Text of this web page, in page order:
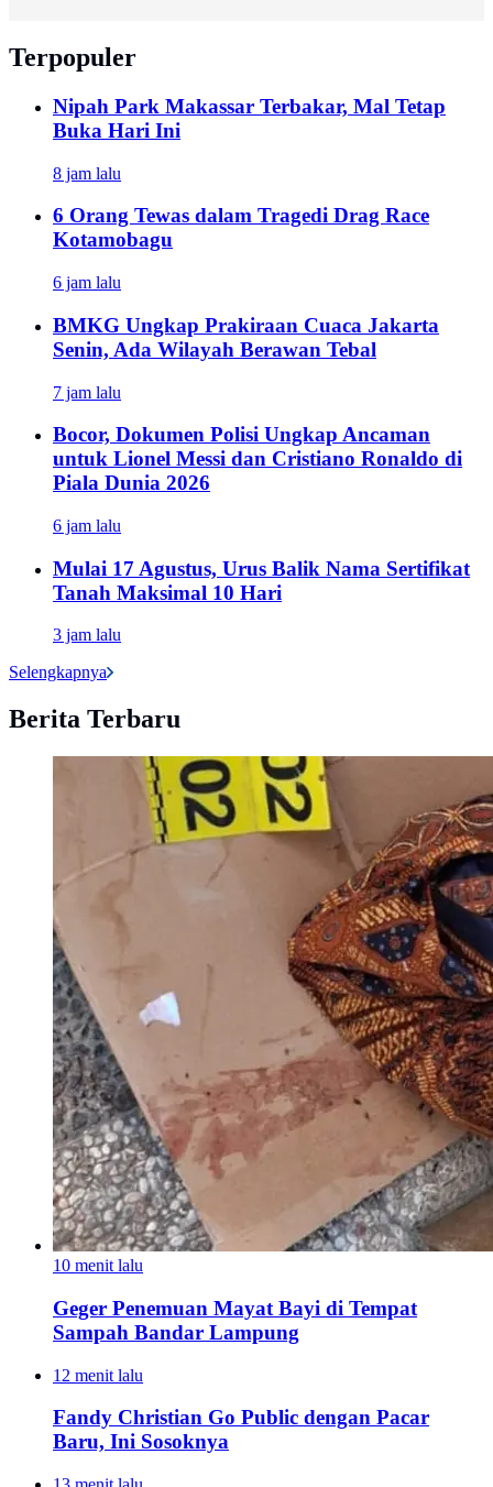
Terpopuler
Nipah Park Makassar Terbakar, Mal Tetap
Buka Hari Ini
8 jam lalu
6 Orang Tewas dalam Tragedi Drag Race
Kotamobagu
6 jam lalu
BMKG Ungkap Prakiraan Cuaca Jakarta
Senin, Ada Wilayah Berawan Tebal
7 jam lalu
Bocor, Dokumen Polisi Ungkap Ancaman
untuk Lionel Messi dan Cristiano Ronaldo di
Piala Dunia 2026
6 jam lalu
Mulai 17 Agustus, Urus Balik Nama Sertifikat
Tanah Maksimal 10 Hari
3 jam lalu
Selengkapnya
Berita Terbaru
10 menit lalu
Geger Penemuan Mayat Bayi di Tempat
Sampah Bandar Lampung
12 menit lalu
Fandy Christian Go Public dengan Pacar
Baru, Ini Sosoknya